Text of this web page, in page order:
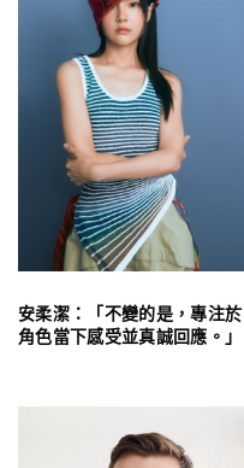
安柔潔：「不變的是，專注於
角色當下感受並真誠回應。」